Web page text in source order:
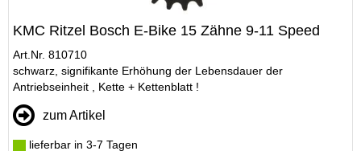
KMC Ritzel Bosch E-Bike 15 Zähne 9-11 Speed
Art.Nr. 810710
schwarz, signifikante Erhöhung der Lebensdauer der
Antriebseinheit , Kette + Kettenblatt !
zum Artikel
lieferbar in 3-7 Tagen